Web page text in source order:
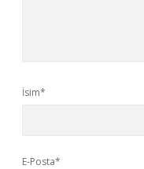
İsim*
E-Posta*